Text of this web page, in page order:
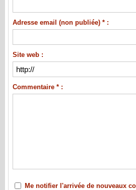
Adresse email (non publiée) * :
Site web :
Commentaire * :
Me notifier l'arrivée de nouveaux